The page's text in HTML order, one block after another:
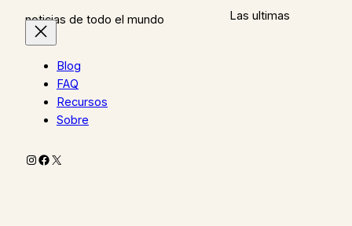
Las ultimas
noticias de todo el mundo
Blog
FAQ
Recursos
Sobre
Instagram
Facebook
X